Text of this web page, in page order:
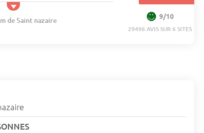
de Saint nazaire 9/10
29496 AVIS SUR 6 SITES